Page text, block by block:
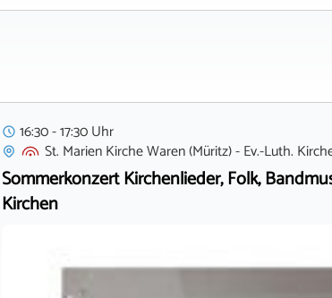
16:30 - 17:30 Uhr
St. Marien Kirche Waren (Müritz) - Ev.-Luth.
Sommerkonzert Kirchenlieder, Folk,
Kirchen